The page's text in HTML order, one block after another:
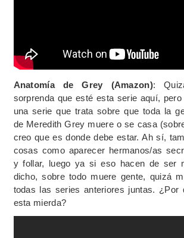
Anatomía de Grey (Amazon):
sorprenda que esté esta serie aquí,
una serie que trata sobre que toda la
de Meredith Grey muere o se casa
creo que es donde debe estar. Ah sí,
cosas como aparecer hermanos/as
y follar, luego ya si eso hacen de ser
dicho, sobre todo muere gente, quizá
todas las series anteriores juntas. ¿Por
esta mierda?